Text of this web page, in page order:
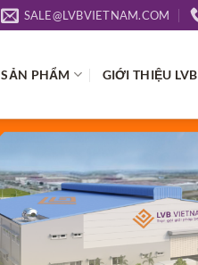
SALE@LVBVIETNAM.COM
SẢN PHẨM GIỚI THIỆU LVB